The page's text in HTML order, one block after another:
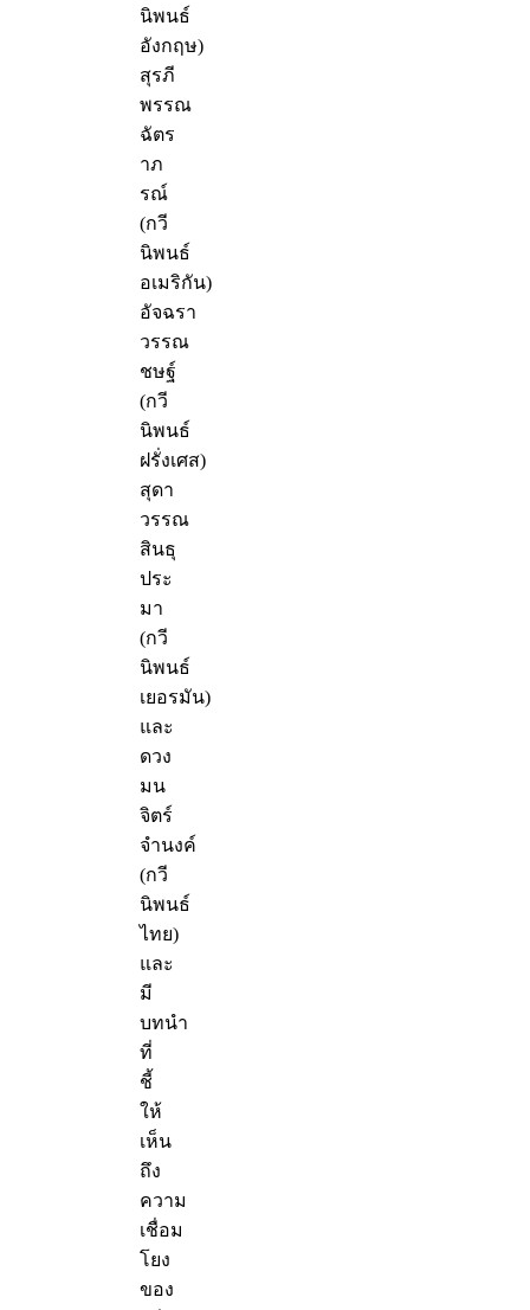
นิพนธ์
อังกฤษ)
สุรภี
พรรณ
ฉัตร
าภ
รณ์
(กวี
นิพนธ์
อเมริกัน)
อัจฉรา
วรรณ
ชษฐ์
(กวี
นิพนธ์
ฝรั่งเศส)
สุดา
วรรณ
สินธุ
ประ
มา
(กวี
นิพนธ์
เยอรมัน)
และ
ดวง
มน
จิตร์
จำนงค์
(กวี
นิพนธ์
ไทย)
และ
มี
บทนำ
ที่
ชี้
ให้
เห็น
ถึง
ความ
เชื่อม
โยง
ของ